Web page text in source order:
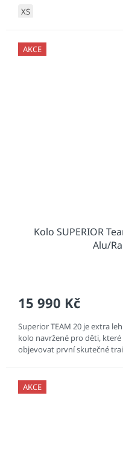
XS
AKCE
Kolo SUPERIOR
Alu/
15 990 Kč
Superior TEAM 20 je extra
kolo navržené pro děti,
objevovat první skutečné
AKCE